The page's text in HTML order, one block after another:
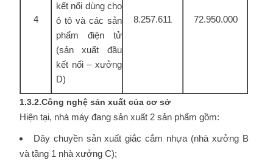
4
kết nối dùng cho
ô tô và các sản
phẩm điện tử
(sản xuất đầu
kết nối – xưởng
D)
8.257.611 72.950.000
1.3.2.Công nghệ sản xuất của cơ sở
Hiện tại, nhà máy đang sản xuất 2 sản phẩm gồm:
Dây chuyền sản xuất giắc cắm nhựa (nhà xưởng B
và tầng 1 nhà xưởng C);